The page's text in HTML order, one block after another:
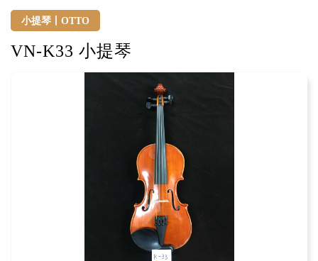
小提琴丨OTTO
VN-K33 小提琴